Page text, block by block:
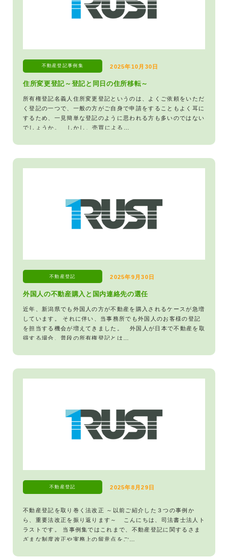
住所変更登記～登記と同日の住所移転～
不動産登記事例集 2025年10月30日
所有権登記名義人住所変更登記というのは、よくご依頼をいただ
く登記の一つで、一般の方がご自身で申請をすることもよく耳に
するため、一見簡単な登記のように思われる方も多いのではない
でしょうか。 しかし、売買による…
外国人の不動産購入と国内連絡先の選任
不動産登記 2025年9月30日
近年、新潟県でも外国人の方が不動産を購入されるケースが急増
しています。 それに伴い、当事務所でも外国人のお客様の登記
を担当する機会が増えてきました。 外国人が日本で不動産を取
得する場合、普段の所有権登記とは…
不動産登記 2025年8月29日
不動産登記を取り巻く法改正 ～以前ご紹介した３つの事例か
ら、重要法改正を振り返ります～ こんにちは、司法書士法人ト
ラストです。 当事例集ではこれまで、不動産登記に関するさま
ざまな制度改正や実務上の留意点をご…